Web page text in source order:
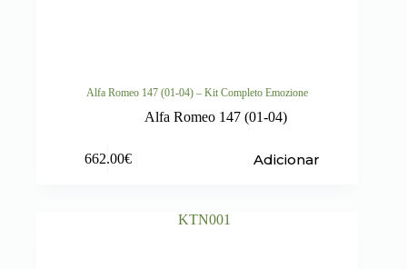
Alfa Romeo 147 (01-04) – Kit Completo Emozione
Alfa Romeo 147 (01-04)
662.00€ Adicionar